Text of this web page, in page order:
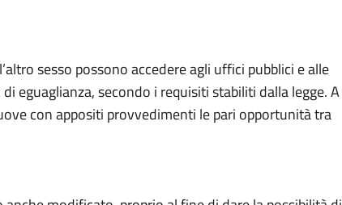
sesso possono accedere agli uffici pubblici e alle
eguaglianza, secondo i requisiti stabiliti dalla legge. A
con appositi provvedimenti le pari opportunità tra